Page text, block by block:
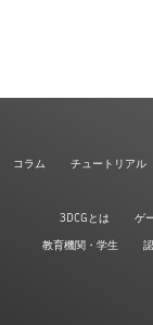
コラム チュートリアル
3DCGとは
ゲ
教育機関・学生